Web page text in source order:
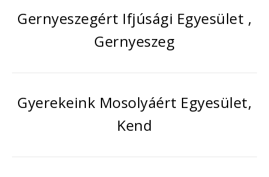
Gernyeszegért Ifjúsági Egyesület ,
Gernyeszeg
Gyerekeink Mosolyáért Egyesület,
Kend